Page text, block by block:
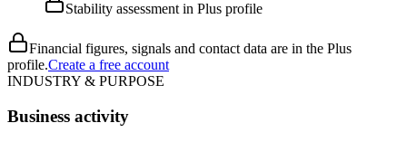
Stability assessment in Plus profile
Financial figures, signals and contact data are in the Plus
profile.Create a free account
INDUSTRY & PURPOSE
Business activity